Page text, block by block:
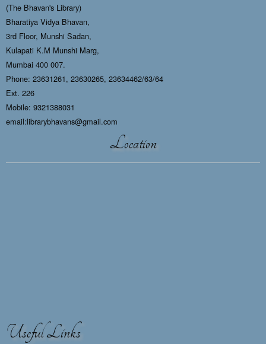
(The Bhavan's Library)
Bharatiya Vidya Bhavan,
3rd Floor, Munshi Sadan,
Kulapati K.M Munshi Marg,
Mumbai 400 007.
Phone: 23631261, 23630265, 23634462/63/64
Ext. 226
Mobile: 9321388031
email:librarybhavans@gmail.com
Location
Useful Links